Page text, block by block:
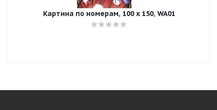
Картина по номерам, 100 x 150, WA01